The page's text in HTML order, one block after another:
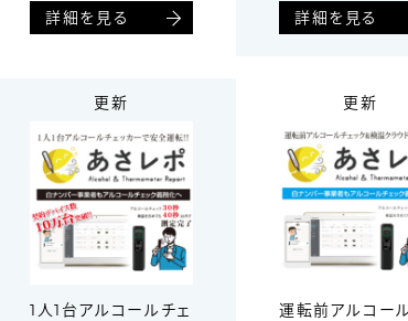
詳細を見る 詳細を見る
更新
1人1台アルコールチェ
更新
運転前アルコー